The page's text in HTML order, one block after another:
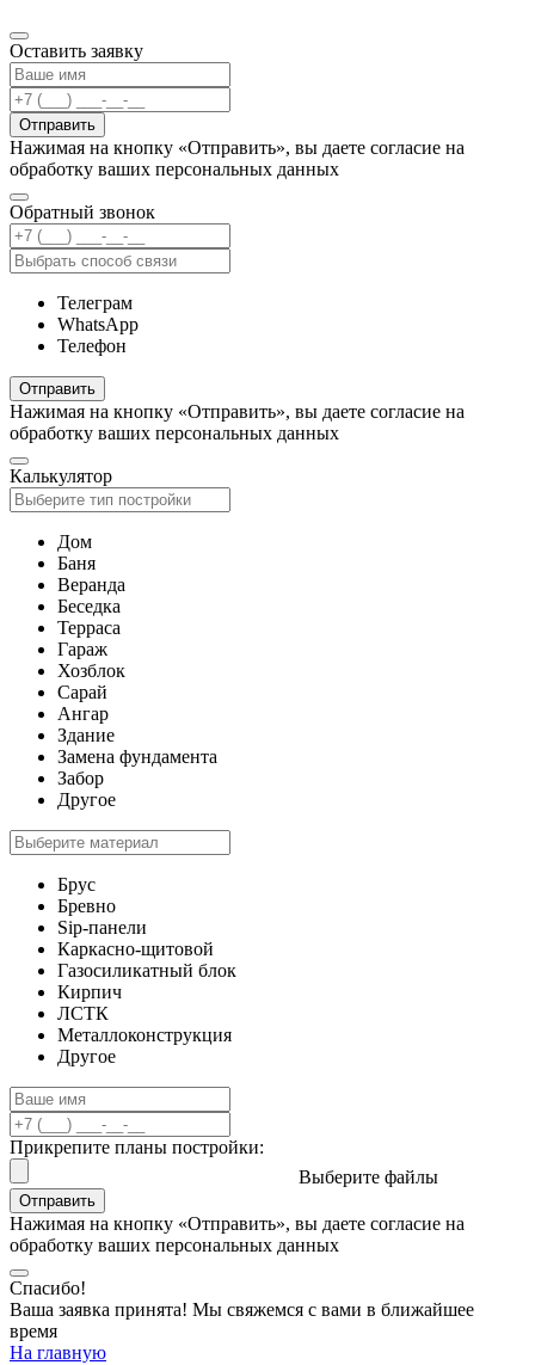
Оставить заявку
Отправить
Нажимая на кнопку «Отправить», вы даете согласие на
обработку ваших персональных данных
Обратный звонок
Телеграм
WhatsApp
Телефон
Отправить
Нажимая на кнопку «Отправить», вы даете согласие на
обработку ваших персональных данных
Калькулятор
Дом
Баня
Веранда
Беседка
Терраса
Гараж
Хозблок
Сарай
Ангар
Здание
Замена фундамента
Забор
Другое
Брус
Бревно
Sip-панели
Каркасно-щитовой
Газосиликатный блок
Кирпич
ЛСТК
Металлоконструкция
Другое
Прикрепите планы постройки:
Выберите файлы
Отправить
Нажимая на кнопку «Отправить», вы даете согласие на
обработку ваших персональных данных
Спасибо!
Ваша заявка принята! Мы свяжемся с вами в ближайшее
время
На главную